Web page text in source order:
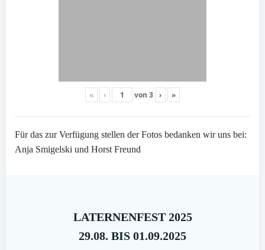
« ‹ von 3 › »
Für das zur Verfügung stellen der Fotos bedanken wir uns bei:
Anja Smigelski und Horst Freund
LATERNENFEST 2025
29.08. BIS 01.09.2025